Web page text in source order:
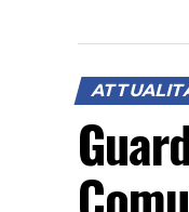
alla
aperta